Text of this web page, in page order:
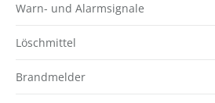
Warn- und Alarmsignale
Löschmittel
Brandmelder